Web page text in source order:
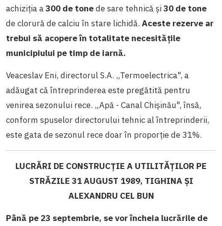
achiziția a300 de tonede sare tehnică și30 de tone
de clorură de calciu în stare lichidă. Aceste rezerve ar
trebui să acopere în totalitate necesitățile
municipiului pe timp de iarnă.
Veaceslav Eni, directorul S.A. „Termoelectrica", a
adăugat că întreprinderea este pregătită pentru
venirea sezonului rece. „Apă - Canal Chișinău", însă,
conform spuselor directorului tehnic al întreprinderii,
este gata de sezonul rece doar în proporție de 31%.
LUCRĂRI DE CONSTRUCȚIE A UTILITĂȚILOR PE
STRĂZILE 31 AUGUST 1989, TIGHINA ȘI
ALEXANDRU CEL BUN
Până pe 23 septembrie, se vor încheia lucrările de